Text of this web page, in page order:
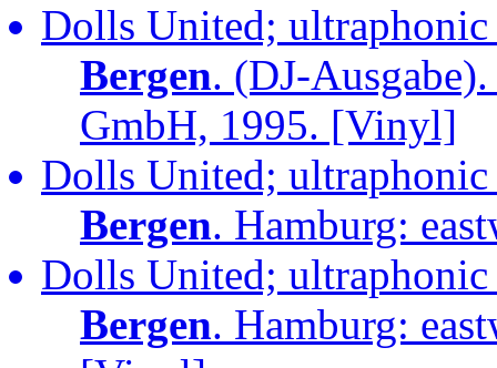
Dolls United;
Bergen. (DJ-
GmbH, 1995. [Vinyl]
Dolls United;
Bergen. Hamburg:
Dolls United;
Bergen. Hamburg: